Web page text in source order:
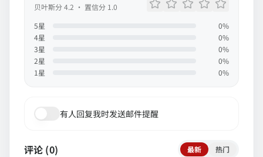
贝叶斯分4.2 · 置信分 1.0
5星 0%
4星 0%
3星 0%
2星 0%
1 星 0%
有人回复我时发送邮件提醒
评论 (0) 最新 热门